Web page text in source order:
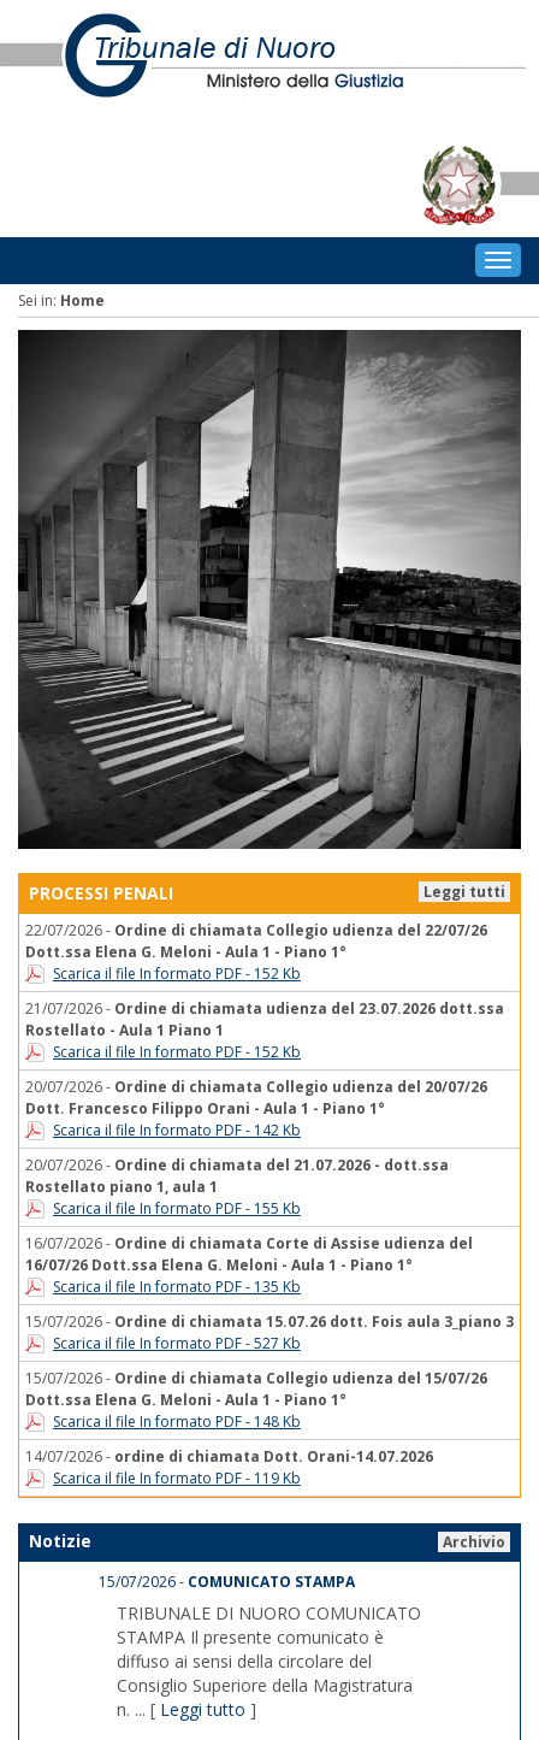
Sei in: Home
Leggi tutti
PROCESSI PENALI
22/07/2026 - Ordine di chiamata Collegio udienza del 22/07/26
Dott.ssa Elena G. Meloni - Aula 1 - Piano 1°
Scarica il file In formato PDF - 152 Kb
21/07/2026 - Ordine di chiamata udienza del 23.07.2026 dott.ssa
Rostellato - Aula 1 Piano 1
Scarica il file In formato PDF - 152 Kb
20/07/2026 - Ordine di chiamata Collegio udienza del 20/07/26
Dott. Francesco Filippo Orani - Aula 1 - Piano 1°
Scarica il file In formato PDF - 142 Kb
20/07/2026 - Ordine di chiamata del 21.07.2026 - dott.ssa
Rostellato piano 1, aula 1
Scarica il file In formato PDF - 155 Kb
16/07/2026 - Ordine di chiamata Corte di Assise udienza del
16/07/26 Dott.ssa Elena G. Meloni - Aula 1 - Piano 1°
Scarica il file In formato PDF - 135 Kb
15/07/2026 - Ordine di chiamata 15.07.26 dott. Fois aula 3_piano 3
Scarica il file In formato PDF - 527 Kb
15/07/2026 - Ordine di chiamata Collegio udienza del 15/07/26
Dott.ssa Elena G. Meloni - Aula 1 - Piano 1°
Scarica il file In formato PDF - 148 Kb
14/07/2026 - ordine di chiamata Dott. Orani-14.07.2026
Scarica il file In formato PDF - 119 Kb
Notizie
Archivio
15/07/2026 - COMUNICATO STAMPA
TRIBUNALE DI NUORO COMUNICATO
STAMPA Il presente comunicato è
diffuso ai sensi della circolare del
Consiglio Superiore della Magistratura
n. ... [ Leggi tutto ]